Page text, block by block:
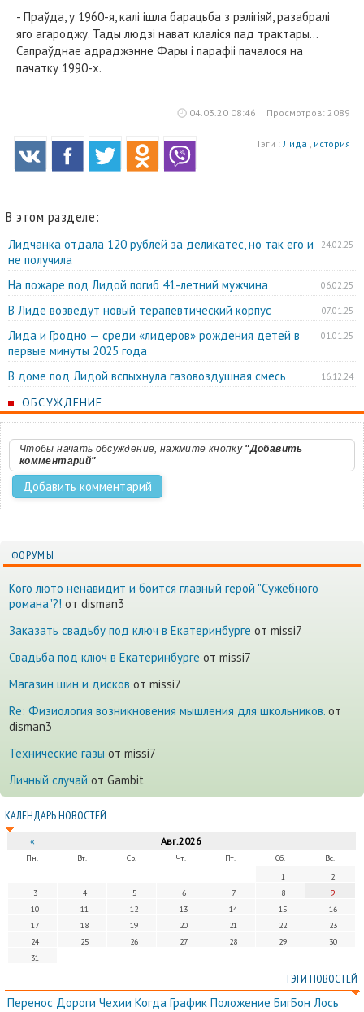
- Праўда, у 1960-я, калі ішла барацьба з рэлігіяй, разабралі
яго агароджу. Тады людзі нават клаліся пад трактары...
Сапраўднае адраджэнне Фары і парафіі пачалося на
пачатку 1990-х.
04.03.20 08:46 Просмотров: 2089
Тэги : Лида история
В этом разделе:
24.02.25
Лидчанка отдала 120 рублей за деликатес, но так его и
не получила
06.02.25
На пожаре под Лидой погиб 41-летний мужчина
07.01.25
В Лиде возведут новый терапевтический корпус
01.01.25
Лида и Гродно — среди «лидеров» рождения детей в
первые минуты 2025 года
16.12.24
В доме под Лидой вспыхнула газовоздушная смесь
ОБСУЖДЕНИЕ
Чтобы начать обсуждение, нажмите кнопку "Добавить
комментарий"
ФОРУМЫ
Кого люто ненавидит и боится главный герой "Сужебного
романа"?! от disman3
Заказать свадьбу под ключ в Екатеринбурге от missi7
Cвадьба под ключ в Екатеринбурге от missi7
Магазин шин и дисков от missi7
Re: Физиология возникновения мышления для школьников. от
disman3
Технические газы от missi7
Личный случай от Gambit
КАЛЕНДАРЬ НОВОСТЕЙ
« Авг.2026
Пн. Вт. Ср. Чт. Пт. Сб.
Вс.
1
2
3
4 5 6 7 8
9
10
11 12 13 14 15
16
17
18 19 20 21 22
23
24
25 26 27 28 29
30
31
ТЭГИ НОВОСТЕЙ
Перенос Дороги Чехии Когда График Положение БигБон Лось